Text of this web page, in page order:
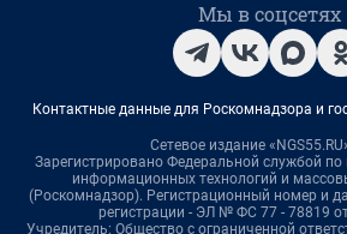
Мы в соцсетях
Контактные данные для Роскомнадзора и
Сетевое издание
Зарегистрировано Федеральной службой по
информационных технологий и
(Роскомнадзор). Регистрационный номер и
регистрации - ЭЛ № ФС 77 - 78819
Учредитель: Общество с ограниченной